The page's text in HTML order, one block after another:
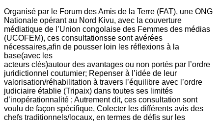
Organisé par le Forum des Amis de la Terre (FAT), une ONG
Nationale opérant au Nord Kivu, avec la couverture
médiatique de l’Union congolaise des Femmes des médias
(UCOFEM), ces consultationsse sont avérées
nécessaires,afin de pousser loin les réflexions à la
base(avec les
acteurs clés)autour des avantages ou non portés par l’ordre
juridictionnel coutumier; Repenser à l’idée de leur
valorisation/réhabilitation à travers l’équilibre avec l’ordre
judiciaire établie (Tripaix) dans toutes ses limités
d’inopérationnalité ; Autrement dit, ces consultation sont
voulu de façon spécifique, Colecter les différents avis des
chefs traditionnels/locaux, en termes de défis sur les